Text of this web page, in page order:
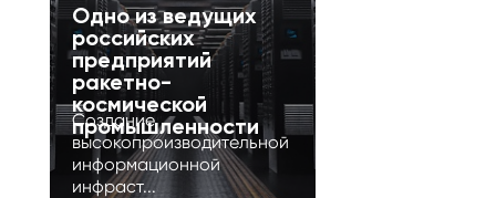
Одно из ведущих
российских
предприятий
ракетно-
космической
промышленности
Создание
высокопроизводительной
информационной
инфраст...